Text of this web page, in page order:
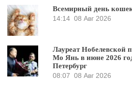
Всемирный день
14:14 08 Авг 2026
Лауреат Нобелевской
Мо Янь в июне 2026
Петербург
08:07 08 Авг 2026